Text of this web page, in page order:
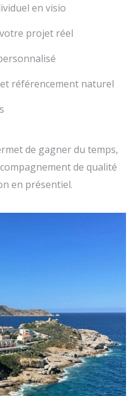
en visio
projet réel
référencement naturel
de gagner du temps,
de qualité
en présentiel.